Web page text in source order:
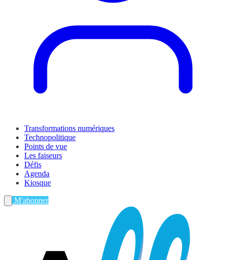
Transformations numériques
Technopolitique
Points de vue
Les faiseurs
Défis
Agenda
Kiosque
M'abonner